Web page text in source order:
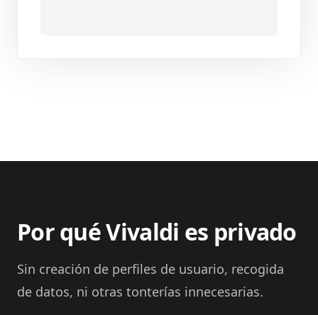
Por qué Vivaldi es privado
Sin creación de perfiles de usuario, recogida
de datos, ni otras tonterías innecesarias.